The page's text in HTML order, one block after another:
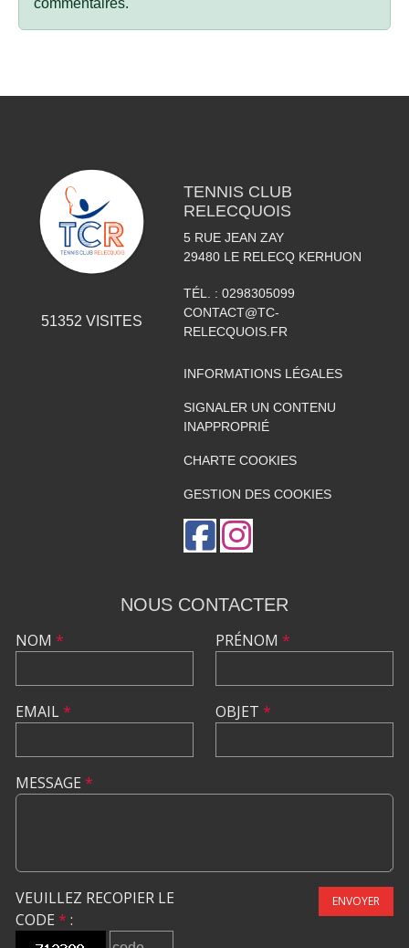
51352 VISITES
TENNIS CLUB
RELECQUOIS
5 RUE JEAN ZAY
29480 LE RELECQ KERHUON
TÉL. : 0298305099
CONTACT@TC-
RELECQUOIS.FR
INFORMATIONS LÉGALES
SIGNALER UN CONTENU
INAPPROPRIÉ
CHARTE COOKIES
GESTION DES COOKIES
NOUS CONTACTER
NOM *
EMAIL*
PRÉNOM *
OBJET *
MESSAGE *
VEUILLEZ RECOPIER LE
CODE * :
ENVOYER